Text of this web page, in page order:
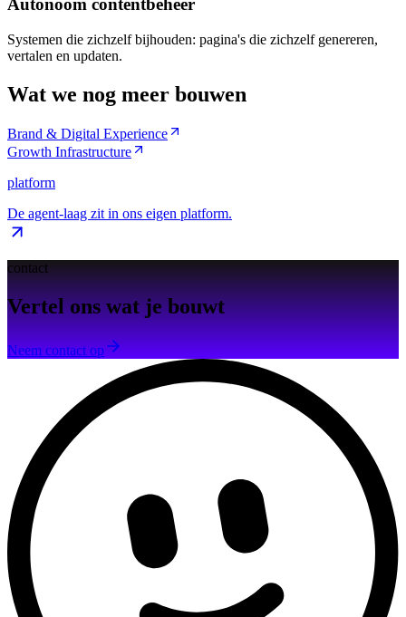
Autonoom contentbeheer
Systemen die zichzelf bijhouden: pagina's die zichzelf genereren,
vertalen en updaten.
Wat we nog meer bouwen
Brand & Digital Experience
Growth Infrastructure
platform
De agent-laag zit in ons eigen platform.
contact
Vertel ons wat je bouwt
Neem contact op